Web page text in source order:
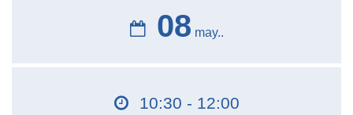
08 may..
10:30 - 12:00